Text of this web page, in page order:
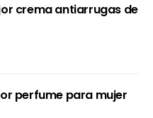
crema antiarrugas de
perfume para mujer